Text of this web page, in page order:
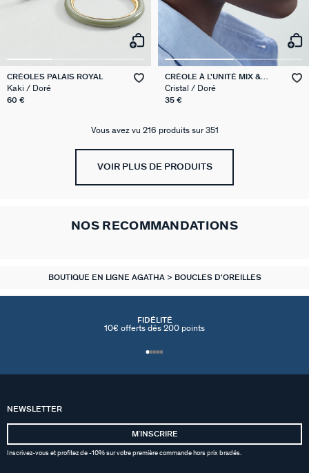
CRÉOLES PALAIS ROYAL
Kaki / Doré
60 €
CRÉOLE À L'UNITÉ MIX &
MATCH
Cristal / Doré
35 €
Vous avez vu 216 produits sur 351
VOIR PLUS DE PRODUITS
NOS RECOMMANDATIONS
BOUTIQUE EN LIGNE AGATHA BOUCLES D'OREILLES
FIDÉLITÉ
10€ offerts dés 200 points
NEWSLETTER
MʼINSCRIRE
Inscrivez-vous et profitez de -10% sur votre première commande hors prix bradés.